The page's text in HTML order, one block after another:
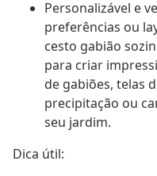
Personalizável e
preferências ou
cesto gabião
para criar
de gabiões, telas
precipitação ou
seu jardim.
Dica útil: